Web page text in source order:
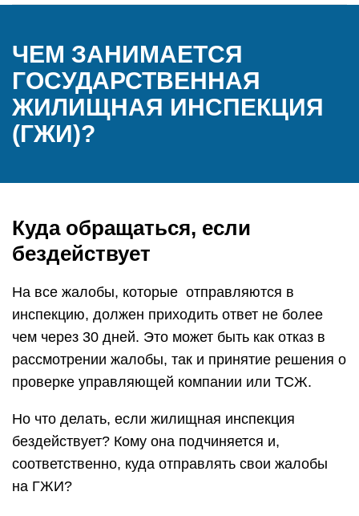
ЧЕМ ЗАНИМАЕТСЯ
ГОСУДАРСТВЕННАЯ
ЖИЛИЩНАЯ ИНСПЕКЦИЯ
(ГЖИ)?
Куда обращаться, если
бездействует
На все жалобы, которые отправляются в
инспекцию, должен приходить ответ не более
чем через 30 дней. Это может быть как отказ в
рассмотрении жалобы, так и принятие решения о
проверке управляющей компании или ТСЖ.
Но что делать, если жилищная инспекция
бездействует? Кому она подчиняется и,
соответственно, куда отправлять свои жалобы
на ГЖИ?